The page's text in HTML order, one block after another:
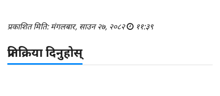
प्रकाशित मिति: मंगलबार, साउन २७, २०८२ ११:३९
प्रतिक्रिया दिनुहोस्